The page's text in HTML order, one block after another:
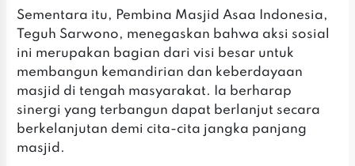
‎‎Sementara itu, Pembina Masjid Asaa Indonesia,
Teguh Sarwono, menegaskan bahwa aksi sosial
ini merupakan bagian dari visi besar untuk
membangun kemandirian dan keberdayaan
masjid di tengah masyarakat. Ia berharap
sinergi yang terbangun dapat berlanjut secara
berkelanjutan demi cita-cita jangka panjang
masjid.